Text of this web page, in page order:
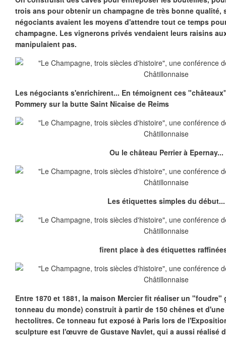
trois ans pour obtenir un champagne de très bonne qualité,
négociants avaient les moyens d'attendre tout ce temps
champagne. Les vignerons privés vendaient leurs raisins
manipulaient pas.
Les négociants s'enrichirent... En témoignent ces
Pommery sur la butte Saint Nicaise de Reims
Ou le château Perrier à Epernay...
Les étiquettes simples du début...
firent place à des étiquettes
Entre 1870 et 1881, la maison Mercier fit réaliser un "foudre"
tonneau du monde) construit à partir de 150 chênes et
hectolitres. Ce tonneau fut exposé à Paris lors de
sculpture est l'œuvre de Gustave Navlet, qui a aussi réalisé